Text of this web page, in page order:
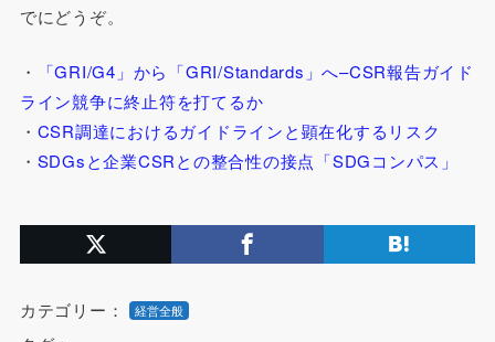
でにどうぞ。
・
「GRI/G4」から「GRI/Standards」へ–CSR報告ガイド
ライン競争に終止符を打てるか
・ CSR調達におけるガイドラインと顕在化するリスク
・ SDGsと企業CSRとの整合性の接点「SDGコンパス」
カテゴリー： 経営全般